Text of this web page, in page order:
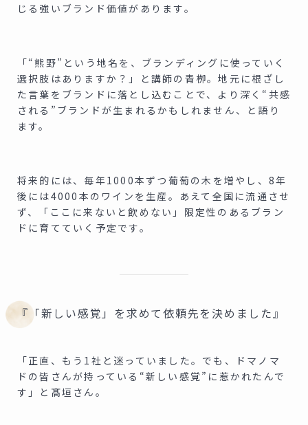
じる強いブランド価値があります。
「“熊野”という地名を、ブランディングに使っていく
選択肢はありますか？」と講師の青栁。地元に根ざし
た言葉をブランドに落とし込むことで、より深く“共感
される”ブランドが生まれるかもしれません、と語り
ます。
将来的には、毎年1000本ずつ葡萄の木を増やし、8年
後には4000本のワインを生産。あえて全国に流通させ
ず、「ここに来ないと飲めない」限定性のあるブラン
ドに育てていく予定です。
『「新しい感覚」を求めて依頼先を決めました』
「正直、もう1社と迷っていました。でも、ドマノマ
ドの皆さんが持っている“新しい感覚”に惹かれたんで
す」と髙垣さん。